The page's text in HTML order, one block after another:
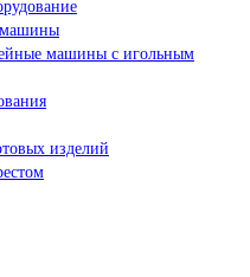
машины
машины с игольным
изделий